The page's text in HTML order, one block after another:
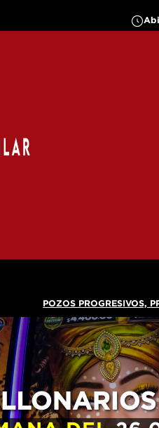
POZOS PROGRESIVOS,